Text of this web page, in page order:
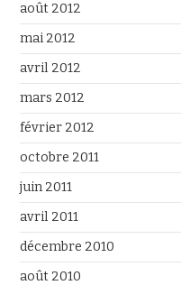
août 2012
mai 2012
avril 2012
mars 2012
février 2012
octobre 2011
juin 2011
avril 2011
décembre 2010
août 2010